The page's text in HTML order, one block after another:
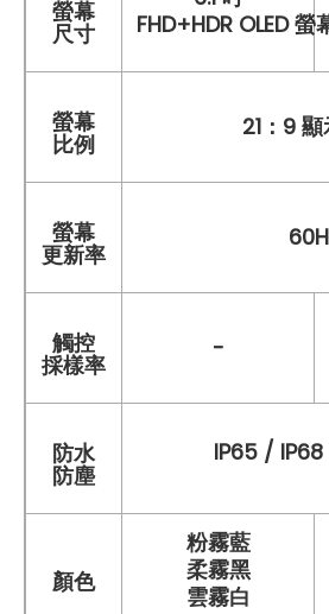
螢幕
尺寸
FHD+HDR OLED 螢
螢幕
比例
21：9
螢幕
更新率
觸控
採樣率
-
防水
防塵
IP65 /
顏色
粉霧藍
柔霧黑
雲霧白